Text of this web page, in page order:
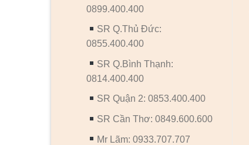
0899.400.400
SR Q.Thủ Đức:
0855.400.400
SR Q.Bình Thạnh:
0814.400.400
SR Quận 2: 0853.400.400
SR Cần Thơ: 0849.600.600
Mr Lãm: 0933.707.707
CỬA NHỰA COMPOSITE
CỬA NHỰA COMPOSITE
Cửa nhựa Composite SGD-
MB 1